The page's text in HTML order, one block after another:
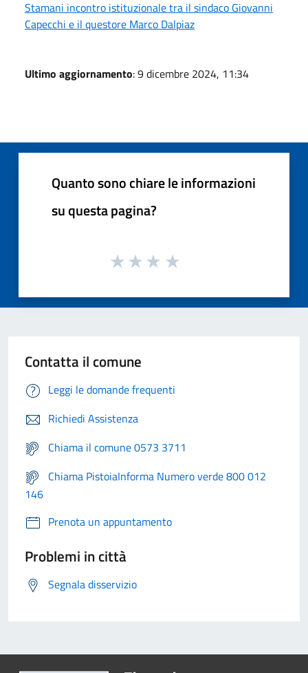
Stamani incontro istituzionale tra il sindaco Giovanni
Capecchi e il questore Marco Dalpiaz
Ultimo aggiornamento: 9 dicembre 2024, 11:34
Quanto sono chiare le informazioni
su questa pagina?
Contatta il comune
Leggi le domande frequenti
Richiedi Assistenza
Chiama il comune 0573 3711
Chiama PistoiaInforma Numero verde 800 012
146
Prenota un appuntamento
Problemi in città
Segnala disservizio